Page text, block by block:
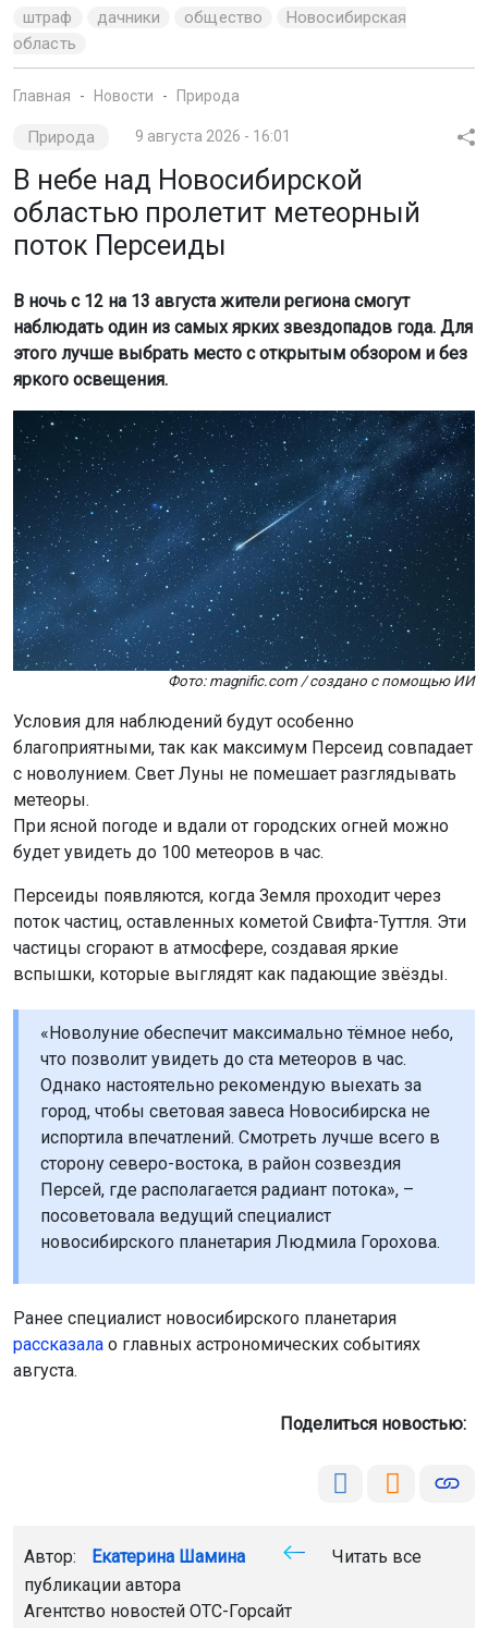
штраф дачники общество
Новосибирская
область
Главная Новости Природа
Природа 9 августа 2026 - 16:01
В небе над Новосибирской
областью пролетит метеорный
поток Персеиды
В ночь с 12 на 13 августа жители региона смогут
наблюдать один из самых ярких звездопадов года. Для
этого лучше выбрать место с открытым обзором и без
яркого освещения.
Фото: magnific.com / создано с помощью ИИ
Условия для наблюдений будут особенно
благоприятными, так как максимум Персеид совпадает
с новолунием. Свет Луны не помешает разглядывать
метеоры.
При ясной погоде и вдали от городских огней можно
будет увидеть до 100 метеоров в час.
Персеиды появляются, когда Земля проходит через
поток частиц, оставленных кометой Свифта-Туттля. Эти
частицы сгорают в атмосфере, создавая яркие
вспышки, которые выглядят как падающие звёзды.
«Новолуние обеспечит максимально тёмное небо,
что позволит увидеть до ста метеоров в час.
Однако настоятельно рекомендую выехать за
город, чтобы световая завеса Новосибирска не
испортила впечатлений. Смотреть лучше всего в
сторону северо-востока, в район созвездия
Персей, где располагается радиант потока», –
посоветовала ведущий специалист
новосибирского планетария Людмила Горохова.
Ранее специалист новосибирского планетария
рассказала о главных астрономических событиях
августа.
Поделиться новостью:
Автор: Екатерина Шамина
Читать все
публикации автора
Агентство новостей ОТС-Горсайт